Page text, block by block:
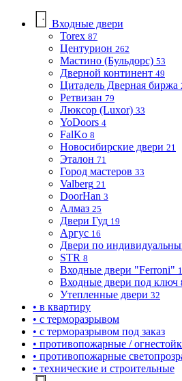
Входные двери
Torex 87
Центурион 262
Мастино (Бульдорс) 53
Дверной континент 49
Цитадель Дверная биржа
Ретвизан 79
Люксор (Luxor) 33
YoDoors 4
FalKo 8
Новосибирские двери 21
Эталон 71
Город мастеров 33
Valberg 21
DoorHan 3
Алмаз 25
Двери Гуд 19
Аргус 16
Двери по
STR 8
Входные двери "Ferroni"
Входные двери под ключ
Утепленные двери 32
• в квартиру
• с терморазрывом
• с терморазрывом под заказ
• противопожарные /
• противопожарные
• технические и строительные